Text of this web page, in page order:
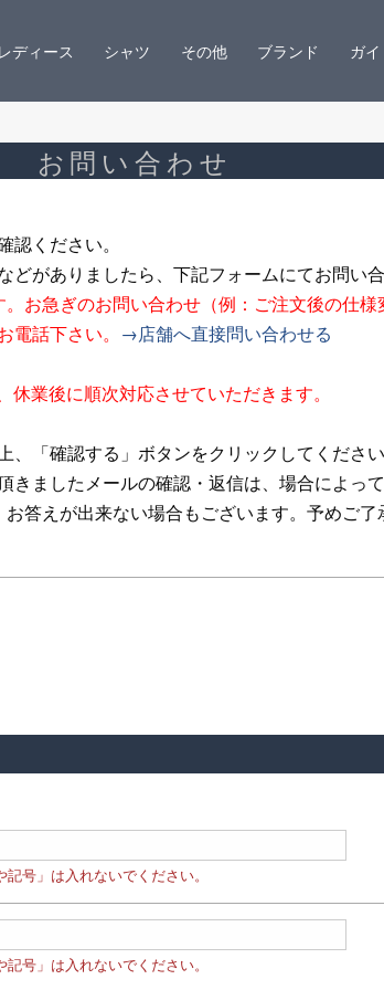
レディース シャツ その他 ブランド ガイ
お問い合わせ
認ください。
がありましたら、下記フォームにてお問い合
お急ぎのお問い合わせ（例：ご注文後の仕
電話下さい。 →店舗へ直接問い合わせる
業後に順次対応させていただきます。
「確認する」ボタンをクリックしてください
きましたメールの確認・返信は、場合によっ
答えが出来ない場合もございます。予めご了
号」は入れないでください。
号」は入れないでください。